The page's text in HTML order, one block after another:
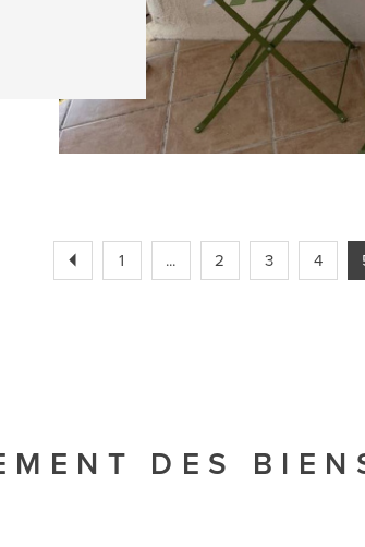
1 ... 2 3 4
DES